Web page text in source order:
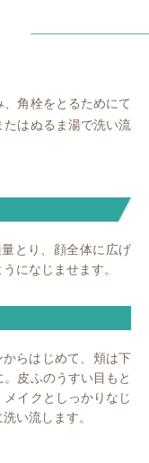
角栓をとるためにて
はぬるま湯で洗い流
とり、顔全体に広げ
になじませます。
らはじめて、頬は下
皮ふのうすい目もと
イクとしっかりなじ
い流します。